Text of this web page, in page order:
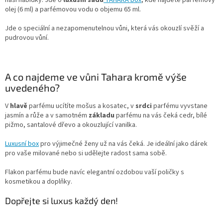
olej (6 ml) a parfémovou vodu o objemu 65 ml.
Jde o speciální a nezapomenutelnou vůni, která vás okouzlí svěží a
pudrovou vůní.
A co najdeme ve vůni Tahara kromě výše
uvedeného?
V hlavě parfému ucítíte mošus a kosatec, v srdci parfému vyvstane
jasmín a růže a v samotném základu parfému na vás čeká cedr, bílé
pižmo, santalové dřevo a okouzlující vanilka.
Luxusní boxpro výjimečné ženy už na vás čeká. Je ideální jako dárek
pro vaše milované nebo si udělejte radost sama sobě.
Flakon parfému bude navíc elegantní ozdobou vaší poličky s
kosmetikou a doplňky.
Dopřejte si luxus každý den!